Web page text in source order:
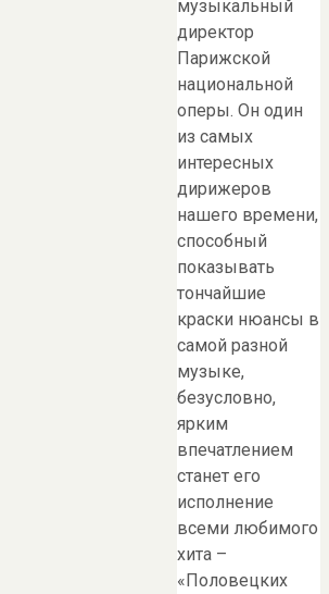
музыкальный
директор
Парижской
национальной
оперы. Он один
из самых
интересных
дирижеров
нашего времени,
способный
показывать
тончайшие
краски нюансы в
самой разной
музыке,
безусловно,
ярким
впечатлением
станет его
исполнение
всеми любимого
хита –
«Половецких